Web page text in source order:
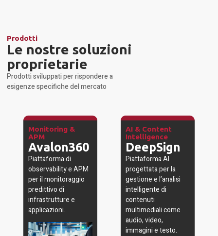
Prodotti
Le nostre soluzioni
proprietarie
Prodotti sviluppati per rispondere a
esigenze specifiche del mercato
Monitoring &
APM
Avalon360
Piattaforma di
observability e APM
per il monitoraggio
predittivo di
infrastrutture e
applicazioni.
AI & Content
Intelligence
DeepSign
Piattaforma AI
progettata per la
gestione e l’analisi
intelligente di
contenuti
multimediali come
audio, video,
immagini e testo.